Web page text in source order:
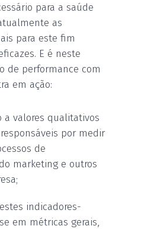
para a saúde
as
para este fim
E é neste
de performance com
em ação:
a valores qualitativos
por medir
de
marketing e outros
indicadores-
em métricas gerais,